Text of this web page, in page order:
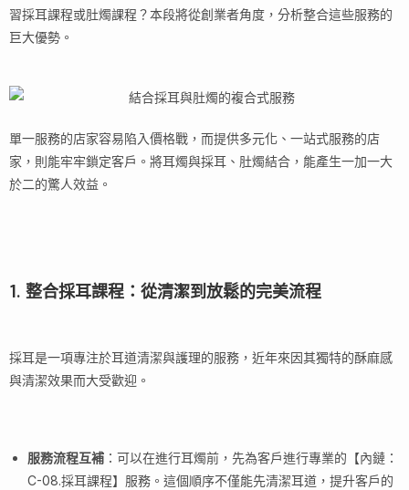
習採耳課程或肚燭課程？本段將從創業者角度，分析整合這些服務的
巨大優勢。
單一服務的店家容易陷入價格戰，而提供多元化、一站式服務的店
家，則能牢牢鎖定客戶。將耳燭與採耳、肚燭結合，能產生一加一大
於二的驚人效益。
1. 整合採耳課程：從清潔到放鬆的完美流程
採耳是一項專注於耳道清潔與護理的服務，近年來因其獨特的酥麻感
與清潔效果而大受歡迎。
服務流程互補 ：可以在進行耳燭前，先為客戶進行專業的【內鏈：
C-08.採耳課程】服務。這個順序不僅能先清潔耳道，提升客戶的